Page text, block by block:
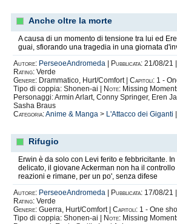
Pioggia.
In coppia.
Esaltazione.
Ottimismo.
Gesto d'affetto.
Sex.
Apparenze.
Sconosciuti.
Di nascosto.
Contraccettivo.
Indicente di percorso.
Anche oltre la morte
A causa di un momento di tensione tra lui ed
guai, sfiorando una tragedia in una giornata
Autore: PerseoeAndromeda Pubblicata: 21/08/21
Rating: Verde
Genere: Drammatico, Hurt/Comfort | Capitoli: 1 -
Tipo di coppia: Shonen-ai |
Note: Missing
Personaggi: Armin Arlart, Conny Springer, Eren
Sasha Braus
Categoria:Anime & Manga > L'Attacco dei Giganti
Rifugio
Erwin è da solo con Levi ferito e febbricitante.
delicato, il giovane Ackerman non ha il
reazioni e rimane, per un po', senza difese
Autore: PerseoeAndromeda Pubblicata: 17/08/21
Rating: Verde
Genere: Guerra, Hurt/Comfort | Capitoli: 1 - One
Tipo di coppia: Shonen-ai |
Note: Missing